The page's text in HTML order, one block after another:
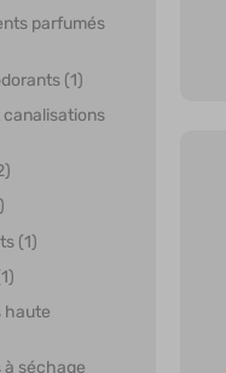
parfumés
(1)
(1)
haute
à séchage